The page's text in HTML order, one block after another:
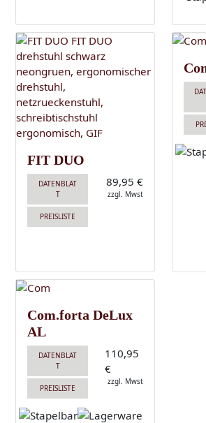
FIT DUO
DATENBLAT
T
PREISLISTE
89,95 €
zzgl. Mwst
Com.forta DeLux
AL
DATENBLAT
T
PREISLISTE
110,95
€
zzgl. Mwst